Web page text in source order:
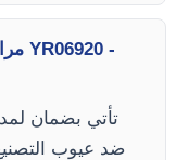
ضد عيوب